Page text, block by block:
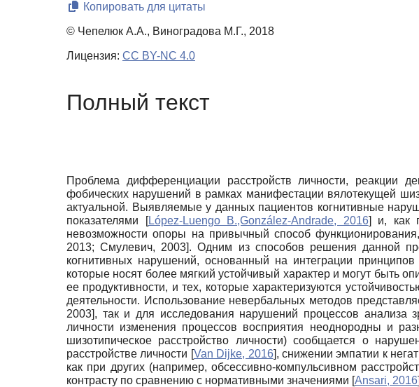
Копировать для цитаты
© Чепелюк А.А., Виноградова М.Г., 2018
Лицензия: CC BY-NC 4.0
Полный текст
Проблема дифференциации расстройств личности, реакции
фобических нарушений в рамках манифестации вялотекущей
актуальной. Выявляемые у данных пациентов когнитивные
показателями
[López-Luengo B.,González-Andrade, 2016]
и, как
невозможности опоры на привычный способ
2013;Смулевич, 2003].Одним из способов решения данной
когнитивных нарушений, основанный на интеграции принципов
которые носят более мягкий устойчивый характер и могут быть
ее продуктивности, и тех, которые характеризуются
деятельности. Использование невербальных методов
2003], так и для исследования нарушений процессов анализа
личности изменения процессов восприятия неоднородны и
шизотипическое расстройство личности) сообщается о
расстройстве личности [Van Dijke, 2016], снижении эмпатии к
как при других (например, обсессивно-компульсивном
контрасту по сравнению с нормативными значениями [Ansari, 2016]